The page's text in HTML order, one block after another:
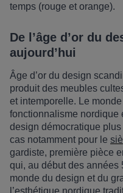
temps (rouge et orange).
De l’âge d’or du
aujourd’hui
Âge d’or du design
produit des meubles
et intemporelle. Le
fonctionnalisme nordique
design démocratique
cas notamment pour le siè
gardiste, première pièce
qui, au début des années
monde du design et du